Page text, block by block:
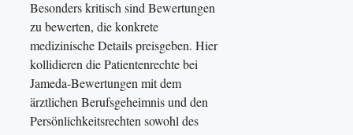
Besonders kritisch sind Bewertungen
zu bewerten, die konkrete
medizinische Details preisgeben. Hier
kollidieren die Patientenrechte bei
Jameda-Bewertungen mit dem
ärztlichen Berufsgeheimnis und den
Persönlichkeitsrechten sowohl des